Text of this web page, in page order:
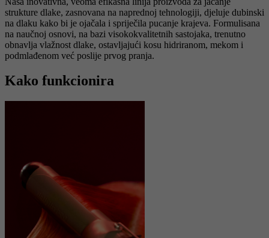
strukture dlake, zasnovana na naprednoj tehnologiji, djeluje dubinski
na dlaku kako bi je ojačala i spriječila pucanje krajeva. Formulisana
na naučnoj osnovi, na bazi visokokvalitetnih sastojaka, trenutno
obnavlja vlažnost dlake, ostavljajući kosu hidriranom, mekom i
podmlađenom već poslije prvog pranja.
Kako funkcionira